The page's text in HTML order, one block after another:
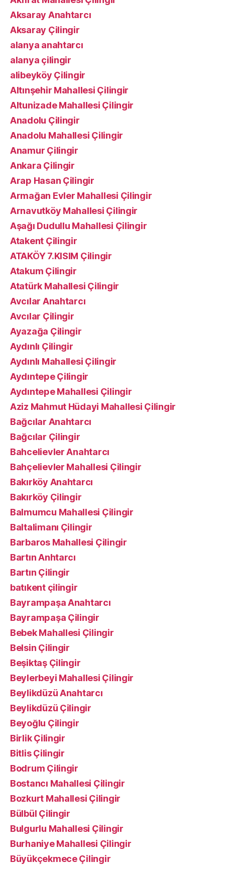
Aksaray Anahtarcı
Aksaray Çilingir
alanya anahtarcı
alanya çilingir
alibeyköy Çilingir
Altınşehir Mahallesi Çilingir
Altunizade Mahallesi Çilingir
Anadolu Çilingir
Anadolu Mahallesi Çilingir
Anamur Çilingir
Ankara Çilingir
Arap Hasan Çilingir
Armağan Evler Mahallesi Çilingir
Arnavutköy Mahallesi Çilingir
Aşağı Dudullu Mahallesi Çilingir
Atakent Çilingir
ATAKÖY 7.KISIM Çilingir
Atakum Çilingir
Atatürk Mahallesi Çilingir
Avcılar Anahtarcı
Avcılar Çilingir
Ayazağa Çilingir
Aydınlı Çilingir
Aydınlı Mahallesi Çilingir
Aydıntepe Çilingir
Aydıntepe Mahallesi Çilingir
Aziz Mahmut Hüdayi Mahallesi Çilingir
Bağcılar Anahtarcı
Bağcılar Çilingir
Bahcelievler Anahtarcı
Bahçelievler Mahallesi Çilingir
Bakırköy Anahtarcı
Bakırköy Çilingir
Balmumcu Mahallesi Çilingir
Baltalimanı Çilingir
Barbaros Mahallesi Çilingir
Bartın Anhtarcı
Bartın Çilingir
batıkent çilingir
Bayrampaşa Anahtarcı
Bayrampaşa Çilingir
Bebek Mahallesi Çilingir
Belsin Çilingir
Beşiktaş Çilingir
Beylerbeyi Mahallesi Çilingir
Beylikdüzü Anahtarcı
Beylikdüzü Çilingir
Beyoğlu Çilingir
Birlik Çilingir
Bitlis Çilingir
Bodrum Çilingir
Bostancı Mahallesi Çilingir
Bozkurt Mahallesi Çilingir
Bülbül Çilingir
Bulgurlu Mahallesi Çilingir
Burhaniye Mahallesi Çilingir
Büyükçekmece Çilingir